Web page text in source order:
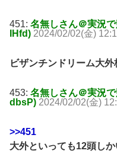
451: 名無しさん＠実況
IHfd) 2024/02/02(金)
ビザンチンドリーム大
453: 名無しさん＠実況
dbsP) 2024/02/02(金)
>>451
大外といっても12頭し